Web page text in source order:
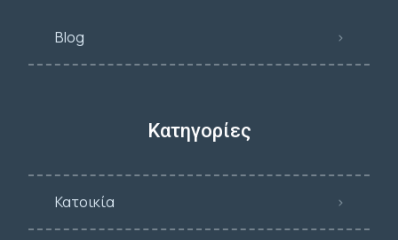
Blog
Κατηγορίες
Κατοικία